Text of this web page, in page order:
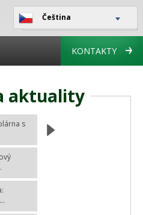
Čeština
KONTAKTY
aktuality
s